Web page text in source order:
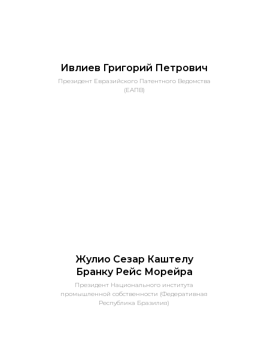
Ивлиев Григорий Петрович
Президент Евразийского Патентного Ведомства
(ЕАПВ)
Жулио Сезар Каштелу
Бранку Рейс Морейра
Президент Национального института
промышленной собственности (Федеративная
Республика Бразилия)